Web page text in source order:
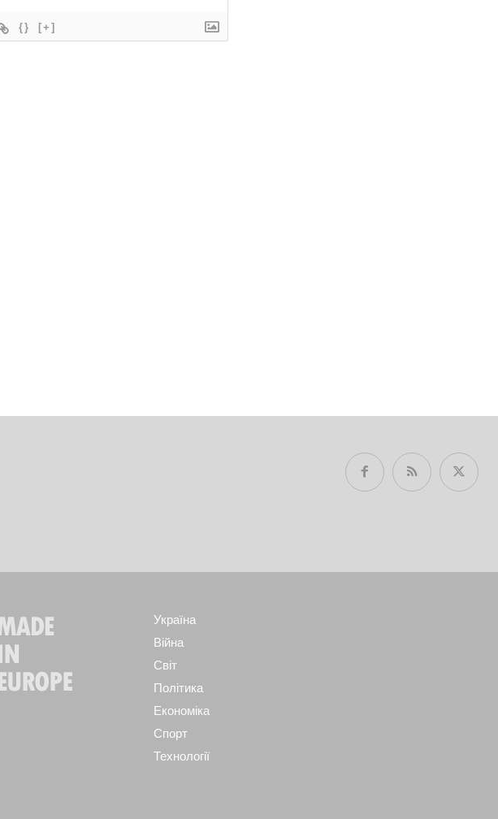
{} [+]
Україна
Війна
Світ
Політика
Економіка
Спорт
Технології